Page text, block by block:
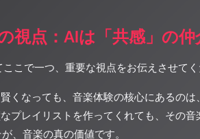
視点：AIは「共感」の
ここで一つ、重要な視点をお伝えさせて
くなっても、音楽体験の核心にあるのは
プレイリストを作ってくれても、その
、音楽の真の価値です。